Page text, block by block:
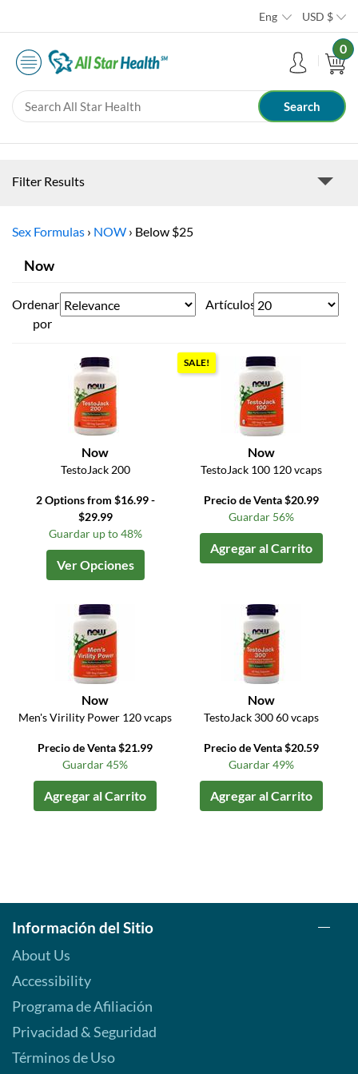
Eng USD $
0
Filter Results
Sex Formulas › NOW › Below $25
Now
Ordenar
por
Artículos
Now
TestoJack 200
2 Options from $16.99 -
$29.99
Guardar up to 48%
Ver Opciones
SALE!
Now
TestoJack 100 120 vcaps
Precio de Venta $20.99
Guardar 56%
Agregar al Carrito
Now
Men's Virility Power 120 vcaps
Precio de Venta $21.99
Guardar 45%
Agregar al Carrito
Now
TestoJack 300 60 vcaps
Precio de Venta $20.59
Guardar 49%
Agregar al Carrito
Información del Sitio
About Us
Accessibility
Programa de Afiliación
Privacidad & Seguridad
Términos de Uso